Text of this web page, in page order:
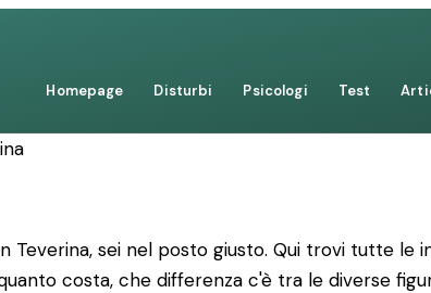
Homepage Disturbi Psicologi Test
Teverina, sei nel posto giusto. Qui trovi tutte
costa, che differenza c'è tra le diverse